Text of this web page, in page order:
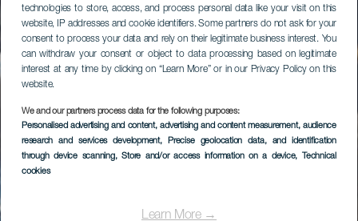
technologies to store, access, and process personal data like your visit on this
website, IP addresses and cookie identifiers. Some partners do not ask for your
consent to process your data and rely on their legitimate business interest. You
can withdraw your consent or object to data processing based on legitimate
interest at any time by clicking on “Learn More” or in our Privacy Policy on this
website.
We and our partners process data for the following purposes:
Personalised advertising and content, advertising and content measurement, audience
research and services development, Precise geolocation data, and identification
through device scanning, Store and/or access information on a device, Technical
cookies
Learn More →